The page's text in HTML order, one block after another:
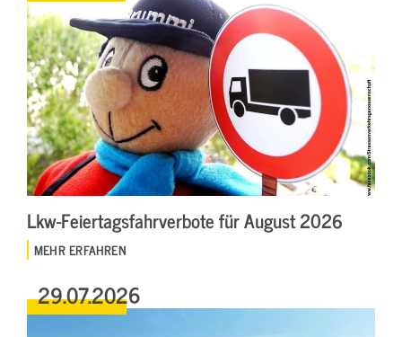
Lkw-Feiertagsfahrverbote für August 2026
MEHR ERFAHREN
29.07.2026